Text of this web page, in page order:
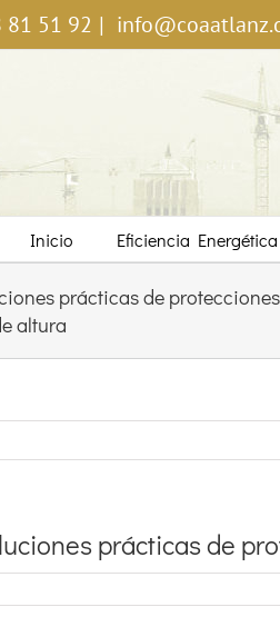
81 51 92 |
Inicio Eficiencia Energética
prácticas de
altura
prácticas de